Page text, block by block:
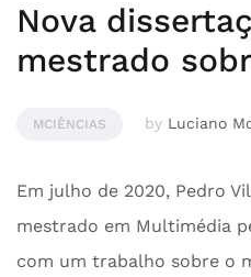
Nova
mestrado
MCIÊNCIAS by Luciano
Em julho de 2020, Pedro
mestrado em Multimédia
com um trabalho sobre o